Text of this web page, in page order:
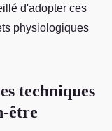
d'adopter ces
physiologiques
techniques
être